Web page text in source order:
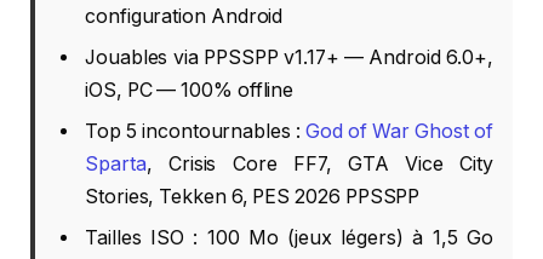
configuration Android
Jouables via PPSSPP v1.17+ — Android 6.0+,
iOS, PC — 100% offline
Top 5 incontournables :God of War Ghost of
Sparta, Crisis Core FF7, GTA Vice City
Stories, Tekken 6, PES 2026 PPSSPP
Tailles ISO : 100 Mo (jeux légers) à 1,5 Go